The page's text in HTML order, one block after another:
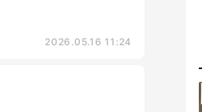
2026.05.16 11:24